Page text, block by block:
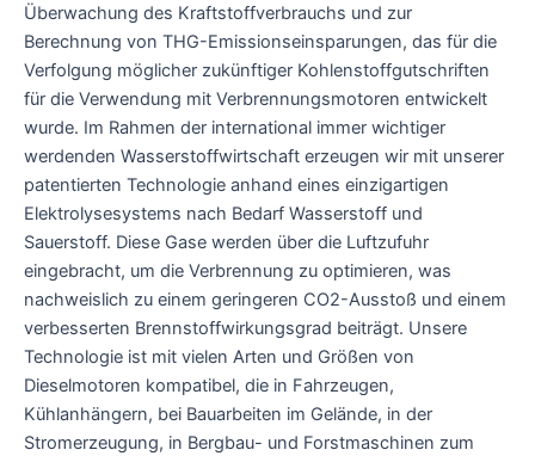
Überwachung des Kraftstoffverbrauchs und zur
Berechnung von THG-Emissionseinsparungen, das für die
Verfolgung möglicher zukünftiger Kohlenstoffgutschriften
für die Verwendung mit Verbrennungsmotoren entwickelt
wurde. Im Rahmen der international immer wichtiger
werdenden Wasserstoffwirtschaft erzeugen wir mit unserer
patentierten Technologie anhand eines einzigartigen
Elektrolysesystems nach Bedarf Wasserstoff und
Sauerstoff. Diese Gase werden über die Luftzufuhr
eingebracht, um die Verbrennung zu optimieren, was
nachweislich zu einem geringeren CO2-Ausstoß und einem
verbesserten Brennstoffwirkungsgrad beiträgt. Unsere
Technologie ist mit vielen Arten und Größen von
Dieselmotoren kompatibel, die in Fahrzeugen,
Kühlanhängern, bei Bauarbeiten im Gelände, in der
Stromerzeugung, in Bergbau- und Forstmaschinen zum